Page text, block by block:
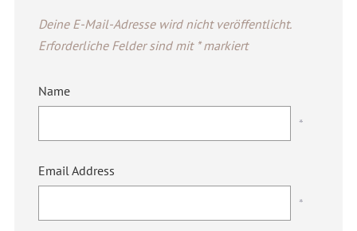
Deine E-Mail-Adresse wird nicht veröffentlicht.
Erforderliche Felder sind mit *markiert
Name
*
Email Address
*